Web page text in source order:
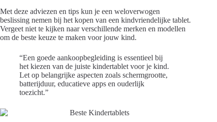
Met deze adviezen en tips kun je een weloverwogen
beslissing nemen bij het kopen van een kindvriendelijke tablet.
Vergeet niet te kijken naar verschillende merken en modellen
om de beste keuze te maken voor jouw kind.
“Een goede aankoopbegleiding is essentieel bij
het kiezen van de juiste kindertablet voor je kind.
Let op belangrijke aspecten zoals schermgrootte,
batterijduur, educatieve apps en ouderlijk
toezicht.”